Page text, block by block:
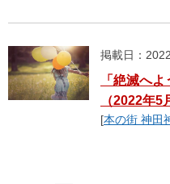
掲載日：
「絶滅へ
（2022年5
[本の街 神田